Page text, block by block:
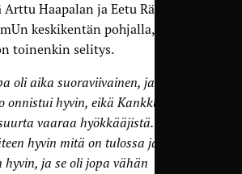
Haapalan ja Eetu Räisäsen
keskikentän pohjalla, mutta
toinenkin selitys.
oli aika suoraviivainen, ja meidän
hyvin, eikä Kankkusella ja
vaaraa hyökkääjistä.
hyvin mitä on tulossa ja osattiin
ja se oli jopa vähän